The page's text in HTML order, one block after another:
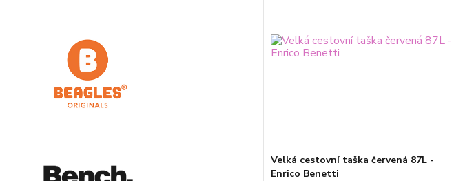
Velká cestovní taška červená 87L -
Enrico Benetti